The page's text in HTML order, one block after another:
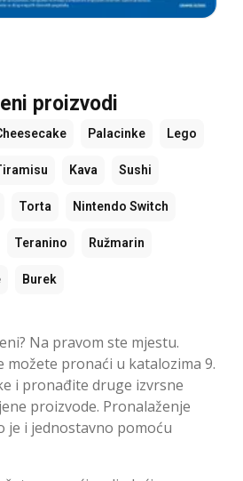
proizvodi
Palacinke Lego
Kava Sushi
Torta Nintendo Switch
Teranino Ružmarin
Burek
Na pravom ste mjestu.
možete pronaći u katalozima 9.
i pronađite druge izvrsne
proizvode. Pronalaženje
je i jednostavno pomoću